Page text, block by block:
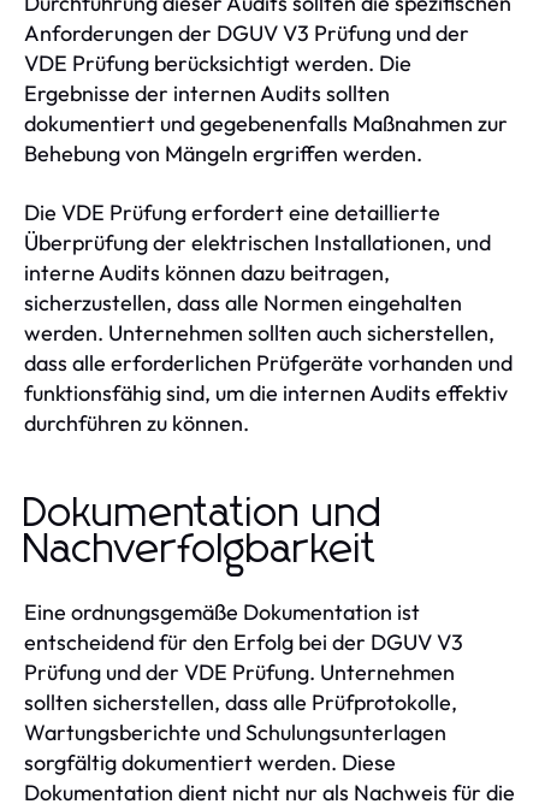
Anforderungen der DGUV V3 Prüfung und der
VDE Prüfung berücksichtigt werden. Die
Ergebnisse der internen Audits sollten
dokumentiert und gegebenenfalls Maßnahmen zur
Behebung von Mängeln ergriffen werden.
Die VDE Prüfung erfordert eine detaillierte
Überprüfung der elektrischen Installationen, und
interne Audits können dazu beitragen,
sicherzustellen, dass alle Normen eingehalten
werden. Unternehmen sollten auch sicherstellen,
dass alle erforderlichen Prüfgeräte vorhanden und
funktionsfähig sind, um die internen Audits effektiv
durchführen zu können.
Dokumentation und
Nachverfolgbarkeit
Eine ordnungsgemäße Dokumentation ist
entscheidend für den Erfolg bei der DGUV V3
Prüfung und der VDE Prüfung. Unternehmen
sollten sicherstellen, dass alle Prüfprotokolle,
Wartungsberichte und Schulungsunterlagen
sorgfältig dokumentiert werden. Diese
Dokumentation dient nicht nur als Nachweis für die